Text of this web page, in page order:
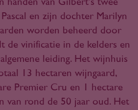
en zijn dochter Marilyn
worden beheerd door
de vinificatie in de kelders en
leiding. Het wijnhuis
13 hectaren wijngaard,
Premier Cru en 1 hectare
van rond de 50 jaar oud. Het